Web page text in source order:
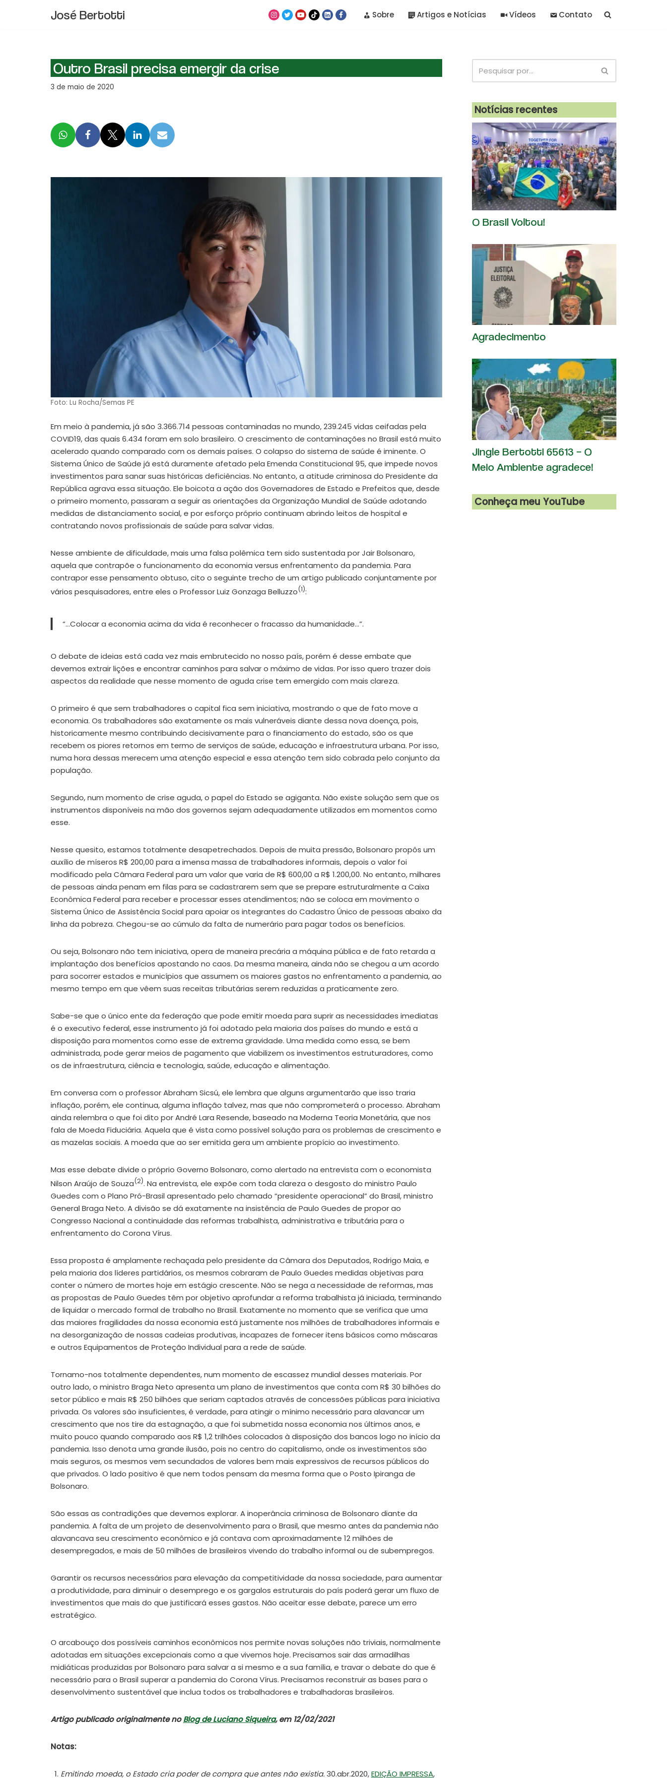
José Bertotti Sobre Artigos e Notícias Vídeos Contato
Outro Brasil precisa emergir da crise
3 de maio de 2020
Foto: Lu Rocha/Semas PE
Em meio à pandemia, já são 3.366.714 pessoas contaminadas no mundo, 239.245 vidas ceifadas pela
COVID19, das quais 6.434 foram em solo brasileiro. O crescimento de contaminações no Brasil está muito
acelerado quando comparado com os demais países. O colapso do sistema de saúde é iminente. O
Sistema Único de Saúde já está duramente afetado pela Emenda Constitucional 95, que impede novos
investimentos para sanar suas históricas deficiências. No entanto, a atitude criminosa do Presidente da
República agrava essa situação. Ele boicota a ação dos Governadores de Estado e Prefeitos que, desde
o primeiro momento, passaram a seguir as orientações da Organização Mundial de Saúde adotando
medidas de distanciamento social, e por esforço próprio continuam abrindo leitos de hospital e
contratando novos profissionais de saúde para salvar vidas.
Nesse ambiente de dificuldade, mais uma falsa polêmica tem sido sustentada por Jair Bolsonaro,
aquela que contrapõe o funcionamento da economia versus enfrentamento da pandemia. Para
contrapor esse pensamento obtuso, cito o seguinte trecho de um artigo publicado conjuntamente por
vários pesquisadores, entre eles o Professor Luiz Gonzaga Belluzzo(1):
“…Colocar a economia acima da vida é reconhecer o fracasso da humanidade…”.
O debate de ideias está cada vez mais embrutecido no nosso país, porém é desse embate que
devemos extrair lições e encontrar caminhos para salvar o máximo de vidas. Por isso quero trazer dois
aspectos da realidade que nesse momento de aguda crise tem emergido com mais clareza.
O primeiro é que sem trabalhadores o capital fica sem iniciativa, mostrando o que de fato move a
economia. Os trabalhadores são exatamente os mais vulneráveis diante dessa nova doença, pois,
historicamente mesmo contribuindo decisivamente para o financiamento do estado, são os que
recebem os piores retornos em termo de serviços de saúde, educação e infraestrutura urbana. Por isso,
numa hora dessas merecem uma atenção especial e essa atenção tem sido cobrada pelo conjunto da
população.
Segundo, num momento de crise aguda, o papel do Estado se agiganta. Não existe solução sem que os
instrumentos disponíveis na mão dos governos sejam adequadamente utilizados em momentos como
esse.
Nesse quesito, estamos totalmente desapetrechados. Depois de muita pressão, Bolsonaro propôs um
auxílio de míseros R$ 200,00 para a imensa massa de trabalhadores informais, depois o valor foi
modificado pela Câmara Federal para um valor que varia de R$ 600,00 a R$ 1.200,00. No entanto, milhares
de pessoas ainda penam em filas para se cadastrarem sem que se prepare estruturalmente a Caixa
Econômica Federal para receber e processar esses atendimentos; não se coloca em movimento o
Sistema Único de Assistência Social para apoiar os integrantes do Cadastro Único de pessoas abaixo da
linha da pobreza. Chegou-se ao cúmulo da falta de numerário para pagar todos os benefícios.
Ou seja, Bolsonaro não tem iniciativa, opera de maneira precária a máquina pública e de fato retarda a
implantação dos benefícios apostando no caos. Da mesma maneira, ainda não se chegou a um acordo
para socorrer estados e municípios que assumem os maiores gastos no enfrentamento a pandemia, ao
mesmo tempo em que vêem suas receitas tributárias serem reduzidas a praticamente zero.
Sabe-se que o único ente da federação que pode emitir moeda para suprir as necessidades imediatas
é o executivo federal, esse instrumento já foi adotado pela maioria dos países do mundo e está a
disposição para momentos como esse de extrema gravidade. Uma medida como essa, se bem
administrada, pode gerar meios de pagamento que viabilizem os investimentos estruturadores, como
os de infraestrutura, ciência e tecnologia, saúde, educação e alimentação.
Em conversa com o professor Abraham Sicsú, ele lembra que alguns argumentarão que isso traria
inflação, porém, ele continua, alguma inflação talvez, mas que não comprometerá o processo. Abraham
ainda relembra o que foi dito por André Lara Resende, baseado na Moderna Teoria Monetária, que nos
fala de Moeda Fiduciária. Aquela que é vista como possível solução para os problemas de crescimento e
as mazelas sociais. A moeda que ao ser emitida gera um ambiente propício ao investimento.
Mas esse debate divide o próprio Governo Bolsonaro, como alertado na entrevista com o economista
Nilson Araújo de Souza(2). Na entrevista, ele expõe com toda clareza o desgosto do ministro Paulo
Guedes com o Plano Pró-Brasil apresentado pelo chamado “presidente operacional” do Brasil, ministro
General Braga Neto. A divisão se dá exatamente na insistência de Paulo Guedes de propor ao
Congresso Nacional a continuidade das reformas trabalhista, administrativa e tributária para o
enfrentamento do Corona Vírus.
Essa proposta é amplamente rechaçada pelo presidente da Câmara dos Deputados, Rodrigo Maia, e
pela maioria dos líderes partidários, os mesmos cobraram de Paulo Guedes medidas objetivas para
conter o número de mortes hoje em estágio crescente. Não se nega a necessidade de reformas, mas
as propostas de Paulo Guedes têm por objetivo aprofundar a reforma trabalhista já iniciada, terminando
de liquidar o mercado formal de trabalho no Brasil. Exatamente no momento que se verifica que uma
das maiores fragilidades da nossa economia está justamente nos milhões de trabalhadores informais e
na desorganização de nossas cadeias produtivas, incapazes de fornecer itens básicos como máscaras
e outros Equipamentos de Proteção Individual para a rede de saúde.
Tornamo-nos totalmente dependentes, num momento de escassez mundial desses materiais. Por
outro lado, o ministro Braga Neto apresenta um plano de investimentos que conta com R$ 30 bilhões do
setor público e mais R$ 250 bilhões que seriam captados através de concessões públicas para iniciativa
privada. Os valores são insuficientes, é verdade, para atingir o mínimo necessário para alavancar um
crescimento que nos tire da estagnação, a que foi submetida nossa economia nos últimos anos, e
muito pouco quando comparado aos R$ 1,2 trilhões colocados à disposição dos bancos logo no início da
pandemia. Isso denota uma grande ilusão, pois no centro do capitalismo, onde os investimentos são
mais seguros, os mesmos vem secundados de valores bem mais expressivos de recursos públicos do
que privados. O lado positivo é que nem todos pensam da mesma forma que o Posto Ipiranga de
Bolsonaro.
São essas as contradições que devemos explorar. A inoperância criminosa de Bolsonaro diante da
pandemia. A falta de um projeto de desenvolvimento para o Brasil, que mesmo antes da pandemia não
alavancava seu crescimento econômico e já contava com aproximadamente 12 milhões de
desempregados, e mais de 50 milhões de brasileiros vivendo do trabalho informal ou de subempregos.
Garantir os recursos necessários para elevação da competitividade da nossa sociedade, para aumentar
a produtividade, para diminuir o desemprego e os gargalos estruturais do país poderá gerar um fluxo de
investimentos que mais do que justificará esses gastos. Não aceitar esse debate, parece um erro
estratégico.
O arcabouço dos possíveis caminhos econômicos nos permite novas soluções não triviais, normalmente
adotadas em situações excepcionais como a que vivemos hoje. Precisamos sair das armadilhas
midiáticas produzidas por Bolsonaro para salvar a si mesmo e a sua família, e travar o debate do que é
necessário para o Brasil superar a pandemia do Corona Vírus. Precisamos reconstruir as bases para o
desenvolvimento sustentável que inclua todos os trabalhadores e trabalhadoras brasileiros.
Artigo publicado originalmente noBlog de Luciano Siqueira, em 12/02/2021
Notas:
Emitindo moeda, o Estado cria poder de compra que antes não existia.30.abr.2020,EDIÇÃO IMPRESSA,
Notícias recentes
O Brasil Voltou!
Agradecimento
Jingle Bertotti 65613 – O
Meio Ambiente agradece!
Conheça meu YouTube